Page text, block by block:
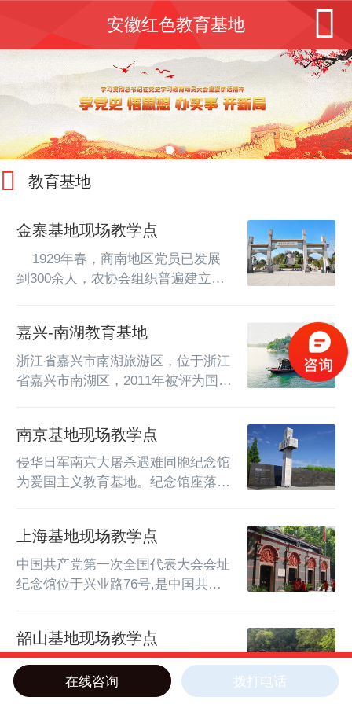
安徽红色教育基地
教育基地
金寨基地现场教学点
    1929年春，商南地区党员已发展
到300余人，农协会组织普遍建立。2
起义的计划。由于革命活动频繁，引
起了国民党反动当局的警觉。不久，
关王庙党支部遭到破坏，支部书记被
嘉兴-南湖教育基地
浙江省嘉兴市南湖旅游区，位于浙江
省嘉兴市南湖区，2011年被评为国家
史教育为一体的综合性历史文化景
区，景区占地面积约5.7平方公里，
包含南湖景区、月河历史街区、七一
南京基地现场教学点
侵华日军南京大屠杀遇难同胞纪念馆
为爱国主义教育基地。纪念馆座落在
悼念遇难同胞，南京人民政府于1985
年修建了纪念馆，后经1994年至
1995年，2005至2007年两次扩建，
上海基地现场教学点
中国共产党第一次全国代表大会会址
纪念馆位于兴业路76号,是中国共产
代表大会在此召开。毛泽东、何叔
衡、董必武、陈潭秋等13人出席了会
议，代表全国53名党员。共产国际代
韶山基地现场教学点
毛泽东同志故居，位于湖南省韶山市
韶山乡韶山村土地冲上屋场，坐南朝
电话咨询 在线获取方案
在线咨询 拨打电话